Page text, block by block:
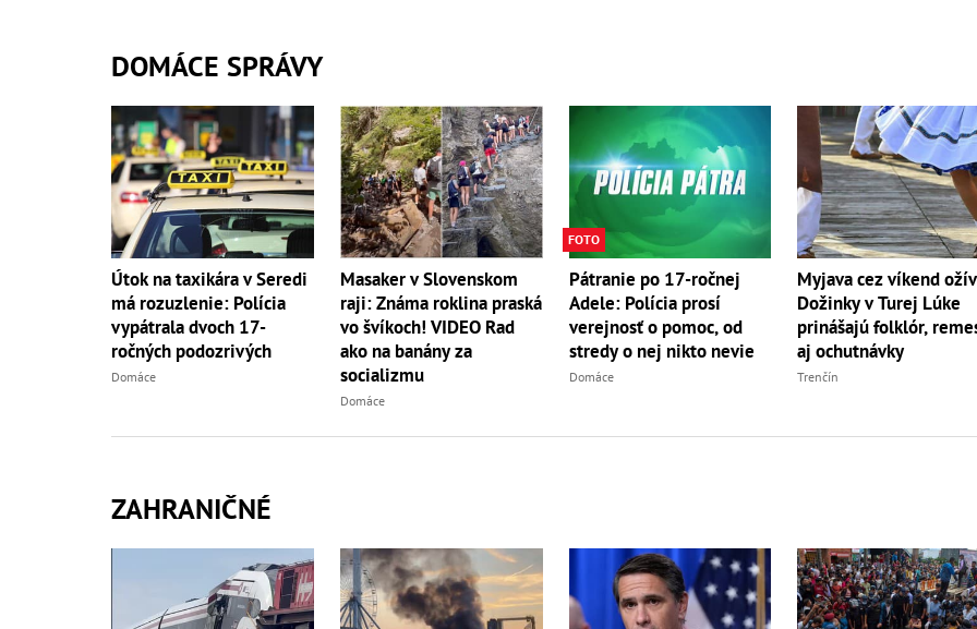
DOMÁCE SPRÁVY
Útok na taxikára v Seredi
má rozuzlenie: Polícia
vypátrala dvoch 17-
ročných podozrivých
Domáce
Masaker v Slovenskom
raji: Známa roklina praská
vo švíkoch! VIDEO Rad
ako na banány za
socializmu
Domáce
FOTO
Pátranie po 17-ročnej
Adele: Polícia prosí
verejnosť o pomoc, od
stredy o nej nikto nevie
Domáce
Myjava cez víkend
Dožinky v Turej Lúke
prinášajú folklór,
aj ochutnávky
Trenčín
ZAHRANIČNÉ